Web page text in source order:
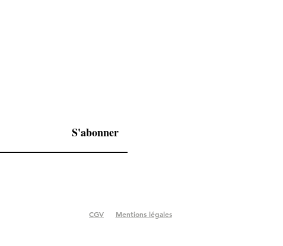
S'abonner
CGV Mentions légales